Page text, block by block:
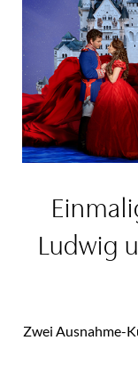
Ludwig
Zwei Ausnahme-